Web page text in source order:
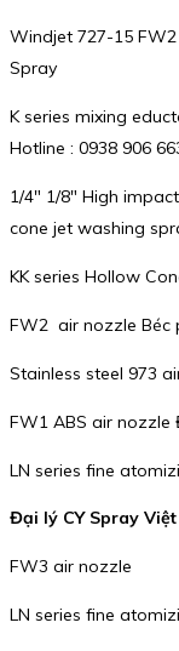
Windjet 727-15
Spray
K series mixing
Hotline : 0938 906
1/4″ 1/8″ High
cone jet washing
KK series Hollow
FW2 air nozzle Béc
Stainless steel 973
FW1 ABS air nozzle
LN series fine
Đại lý CY Spray
FW3 air nozzle
LN series fine